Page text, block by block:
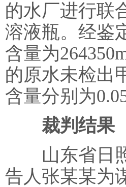
的水厂进行联
溶液瓶。经鉴
含量为
的原水未检出
含量分别为
裁判结果
山东省日照
告人张某某为